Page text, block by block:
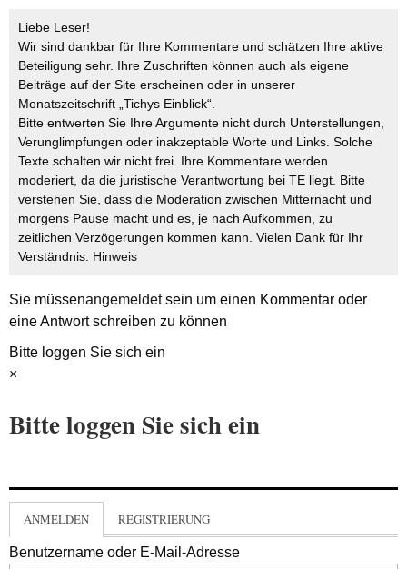
Liebe Leser!
Wir sind dankbar für Ihre Kommentare und schätzen Ihre aktive
Beteiligung sehr. Ihre Zuschriften können auch als eigene
Beiträge auf der Site erscheinen oder in unserer
Monatszeitschrift „Tichys Einblick“.
Bitte entwerten Sie Ihre Argumente nicht durch Unterstellungen,
Verunglimpfungen oder inakzeptable Worte und Links. Solche
Texte schalten wir nicht frei. Ihre Kommentare werden
moderiert, da die juristische Verantwortung bei TE liegt. Bitte
verstehen Sie, dass die Moderation zwischen Mitternacht und
morgens Pause macht und es, je nach Aufkommen, zu
zeitlichen Verzögerungen kommen kann. Vielen Dank für Ihr
Verständnis. Hinweis
Sie müssenangemeldetsein um einen Kommentar oder
eine Antwort schreiben zu können
Bitte loggen Sie sich ein
×
Bitte loggen Sie sich ein
ANMELDEN REGISTRIERUNG
Benutzername oder E-Mail-Adresse